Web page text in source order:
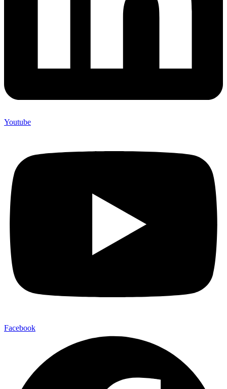
Youtube
Facebook